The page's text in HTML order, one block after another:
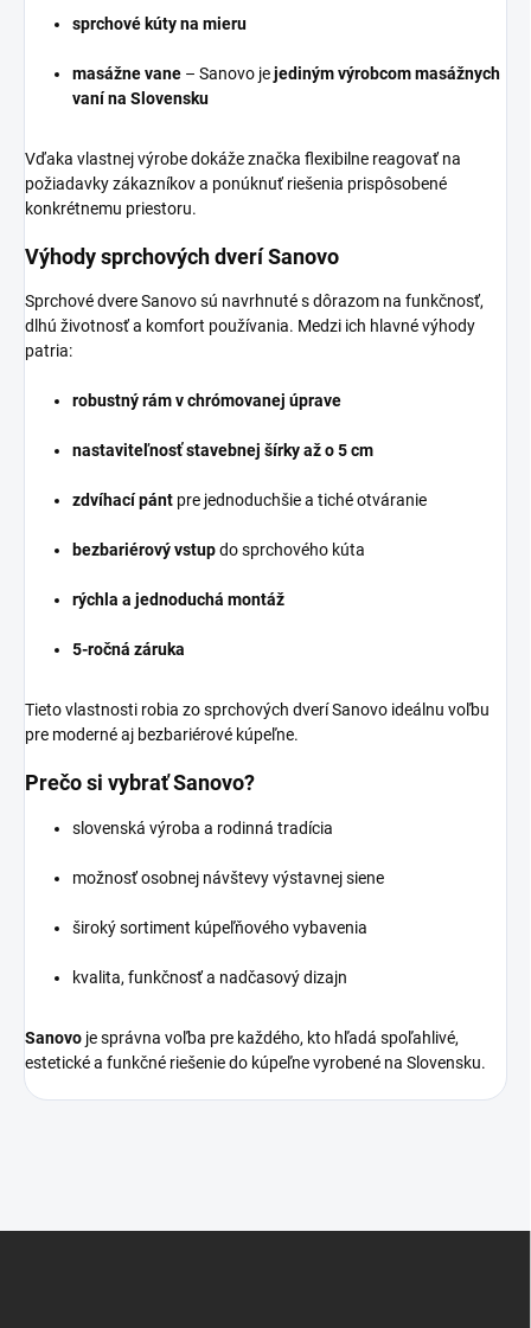
sprchové kúty na mieru
masážne vane – Sanovo jejediným výrobcom masážnych
vaní na Slovensku
Vďaka vlastnej výrobe dokáže značka flexibilne reagovať na
požiadavky zákazníkov a ponúknuť riešenia prispôsobené
konkrétnemu priestoru.
Výhody sprchových dverí Sanovo
Sprchové dvere Sanovo sú navrhnuté s dôrazom na funkčnosť,
dlhú životnosť a komfort používania. Medzi ich hlavné výhody
patria:
robustný rám v chrómovanej úprave
nastaviteľnosť stavebnej šírky až o 5 cm
zdvíhací pánt pre jednoduchšie a tiché otváranie
bezbariérový vstupdo sprchového kúta
rýchla a jednoduchá montáž
5-ročná záruka
Tieto vlastnosti robia zo sprchových dverí Sanovo ideálnu voľbu
pre moderné aj bezbariérové kúpeľne.
Prečo si vybrať Sanovo?
slovenská výroba a rodinná tradícia
možnosť osobnej návštevy výstavnej siene
široký sortiment kúpeľňového vybavenia
kvalita, funkčnosť a nadčasový dizajn
Sanovo je správna voľba pre každého, kto hľadá spoľahlivé,
estetické a funkčné riešenie do kúpeľne vyrobené na Slovensku.